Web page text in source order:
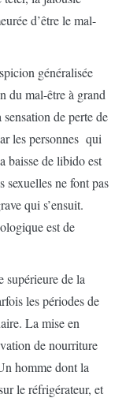
d’être le mal-
généralisée
du mal-être à grand
de perte de
les personnes qui
baisse de libido est
sexuelles ne font pas
qui s’ensuit.
est de
supérieure de la
les périodes de
La mise en
de nourriture
homme dont la
le réfrigérateur, et